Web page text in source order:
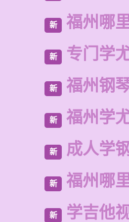
新 福州哪
新 专门学
新 福州钢
新 福州学
新 成人学
新 福州哪
新 学吉他